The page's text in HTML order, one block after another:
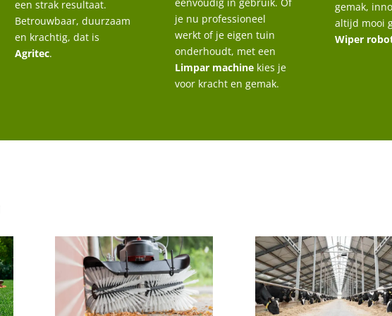
een strak resultaat.
Betrouwbaar, duurzaam
en krachtig, dat is
Agritec.
je nu professioneel
werkt of je eigen tuin
onderhoudt, met een
Limpar machine kies je
voor kracht en gemak.
gemak,
altijd mooi
Wiper